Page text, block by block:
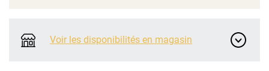
Voir les disponibilités en magasin